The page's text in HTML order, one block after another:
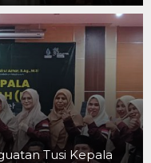
Tusi Kepala